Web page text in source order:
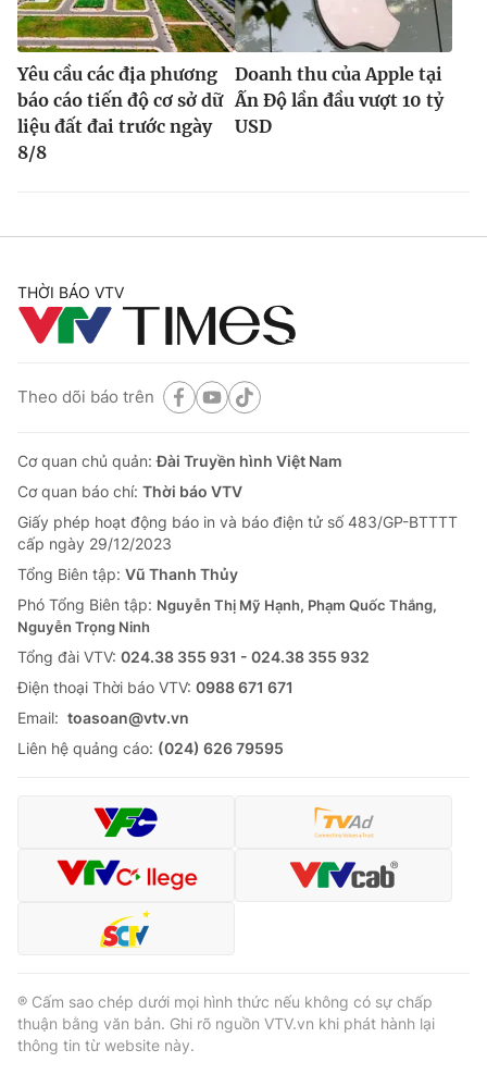
Yêu cầu các địa phương
báo cáo tiến độ cơ sở dữ
liệu đất đai trước ngày
8/8
Doanh thu của Apple tại
Ấn Độ lần đầu vượt 10 tỷ
USD
THỜI BÁO VTV
Theo dõi báo trên
Cơ quan chủ quản:Đài Truyền hình Việt Nam
Cơ quan báo chí: Thời báo VTV
Giấy phép hoạt động báo in và báo điện tử số 483/GP-BTTTT
cấp ngày 29/12/2023
Tổng Biên tập: Vũ Thanh Thủy
Phó Tổng Biên tập: Nguyễn Thị Mỹ Hạnh, Phạm Quốc Thắng,
Nguyễn Trọng Ninh
Tổng đài VTV: 024.38 355 931 - 024.38 355 932
Ðiện thoại Thời báo VTV: 0988 671 671
Email: toasoan@vtv.vn
Liên hệ quảng cáo: (024) 626 79595
® Cấm sao chép dưới mọi hình thức nếu không có sự chấp
thuận bằng văn bản. Ghi rõ nguồn VTV.vn khi phát hành lại
thông tin từ website này.